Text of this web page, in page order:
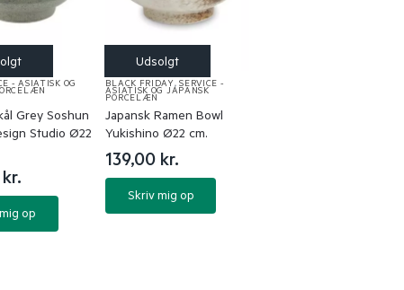
- ASIATISK OG
Grey Soshun
Studio Ø22
kr.
op
BLACK FRIDAY,SERVICE -
ASIATISK OG JAPANSK
PORCELÆN
Japansk Ramen Bowl
Yukishino Ø22 cm.
139,00 kr.
Skriv mig op